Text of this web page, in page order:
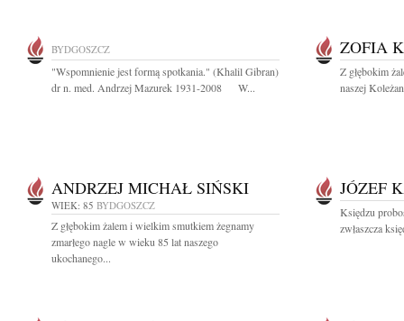
BYDGOSZCZ
"Wspomnienie jest formą spotkania." (Khalil Gibran)
dr n. med. Andrzej Mazurek 1931-2008 W...
ZOFIA
Z głębokim
naszej
ANDRZEJ MICHAŁ SIŃSKI
WIEK: 85 BYDGOSZCZ
Z głębokim żalem i wielkim smutkiem żegnamy
zmarłego nagle w wieku 85 lat naszego
ukochanego...
JÓZEF
Księdzu
zwłaszcza